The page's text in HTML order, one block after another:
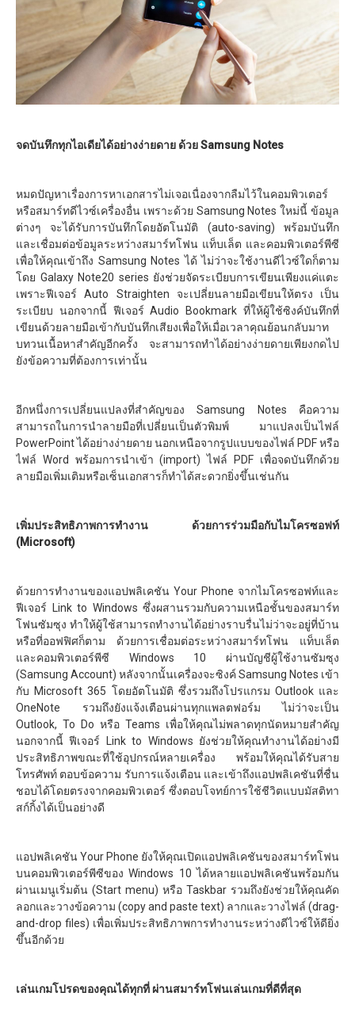
จดบันทึกทุกไอเดียได้อย่างง่ายดาย ด้วย Samsung Notes
หมดปัญหาเรื่องการหาเอกสารไม่เจอเนื่องจากลืมไว้ในคอมพิวเตอร์
หรือสมาร์ทดีไวซ์เครื่องอื่น เพราะด้วย Samsung Notes ใหม่นี้ ข้อมูล
ต่างๆ จะได้รับการบันทึกโดยอัตโนมัติ (auto-saving) พร้อมบันทึก
และเชื่อมต่อข้อมูลระหว่างสมาร์ทโฟน แท็บเล็ต และคอมพิวเตอร์พีซี
เพื่อให้คุณเข้าถึง Samsung Notes ได้ ไม่ว่าจะใช้งานดีไวซ์ใดก็ตาม
โดย Galaxy Note20 series ยังช่วยจัดระเบียบการเขียนเพียงแค่แตะ
เพราะฟีเจอร์ Auto Straighten จะเปลี่ยนลายมือเขียนให้ตรง เป็น
ระเบียบ นอกจากนี้ ฟีเจอร์ Audio Bookmark ที่ให้ผู้ใช้ซิงค์บันทึกที่
เขียนด้วยลายมือเข้ากับบันทึกเสียงเพื่อให้เมื่อเวลาคุณย้อนกลับมาท
บทวนเนื้อหาสำคัญอีกครั้ง จะสามารถทำได้อย่างง่ายดายเพียงกดไป
ยังข้อความที่ต้องการเท่านั้น
อีกหนึ่งการเปลี่ยนแปลงที่สำคัญของ Samsung Notes คือความ
สามารถในการนำลายมือที่เปลี่ยนเป็นตัวพิมพ์ มาแปลงเป็นไฟล์
PowerPoint ได้อย่างง่ายดาย นอกเหนือจากรูปแบบของไฟล์ PDF หรือ
ไฟล์ Word พร้อมการนำเข้า (import) ไฟล์ PDF เพื่อจดบันทึกด้วย
ลายมือเพิ่มเติมหรือเซ็นเอกสารก็ทำได้สะดวกยิ่งขึ้นเช่นกัน
เพิ่มประสิทธิภาพการทำงาน ด้วยการร่วมมือกับไมโครซอฟท์
(Microsoft)
ด้วยการทำงานของแอปพลิเคชัน Your Phone จากไมโครซอฟท์และ
ฟีเจอร์ Link to Windows ซึ่งผสานรวมกับความเหนือชั้นของสมาร์ท
โฟนซัมซุง ทำให้ผู้ใช้สามารถทำงานได้อย่างราบรื่นไม่ว่าจะอยู่ที่บ้าน
หรือที่ออฟฟิศก็ตาม ด้วยการเชื่อมต่อระหว่างสมาร์ทโฟน แท็บเล็ต
และคอมพิวเตอร์พีซี Windows 10 ผ่านบัญชีผู้ใช้งานซัมซุง
(Samsung Account) หลังจากนั้นเครื่องจะซิงค์ Samsung Notes เข้า
กับ Microsoft 365 โดยอัตโนมัติ ซึ่งรวมถึงโปรแกรม Outlook และ
OneNote รวมถึงยังแจ้งเตือนผ่านทุกแพลตฟอร์ม ไม่ว่าจะเป็น
Outlook, To Do หรือ Teams เพื่อให้คุณไม่พลาดทุกนัดหมายสำคัญ
นอกจากนี้ ฟีเจอร์ Link to Windows ยังช่วยให้คุณทำงานได้อย่างมี
ประสิทธิภาพขณะที่ใช้อุปกรณ์หลายเครื่อง พร้อมให้คุณได้รับสาย
โทรศัพท์ ตอบข้อความ รับการแจ้งเตือน และเข้าถึงแอปพลิเคชันที่ชื่น
ชอบได้โดยตรงจากคอมพิวเตอร์ ซึ่งตอบโจทย์การใช้ชีวิตแบบมัสติทา
สก์กิ้งได้เป็นอย่างดี
แอปพลิเคชัน Your Phone ยังให้คุณเปิดแอปพลิเคชันของสมาร์ทโฟน
บนคอมพิวเตอร์พีซีของ Windows 10 ได้หลายแอปพลิเคชันพร้อมกัน
ผ่านเมนูเริ่มต้น (Start menu) หรือ Taskbar รวมถึงยังช่วยให้คุณคัด
ลอกและวางข้อความ (copy and paste text) ลากและวางไฟล์ (drag-
and-drop files) เพื่อเพิ่มประสิทธิภาพการทำงานระหว่างดีไวซ์ให้ดียิ่ง
ขึ้นอีกด้วย
เล่นเกมโปรดของคุณได้ทุกที่ ผ่านสมาร์ทโฟนเล่นเกมที่ดีที่สุด